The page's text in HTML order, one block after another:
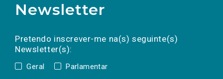
Newsletter
Pretendo inscrever-me na(s) seguinte(s)
Newsletter(s):
Geral Parlamentar
a(s) newsletter(s).
mail